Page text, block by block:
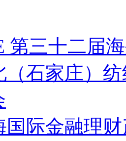
第三十二届
（石家庄）
国际金融理